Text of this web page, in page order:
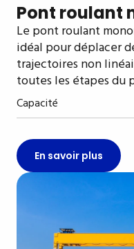
Pont roulant
Le pont roulant
idéal pour déplacer
trajectoires non
toutes les étapes du
Capacité
En savoir plus